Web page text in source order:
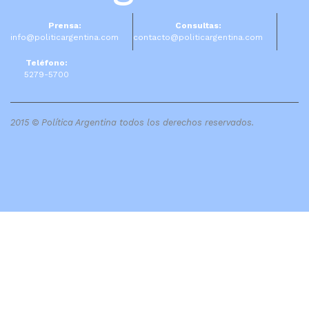
Prensa:
info@politicargentina.com
Consultas:
contacto@politicargentina.com
Teléfono:
5279-5700
2015 © Política Argentina todos los derechos reservados.